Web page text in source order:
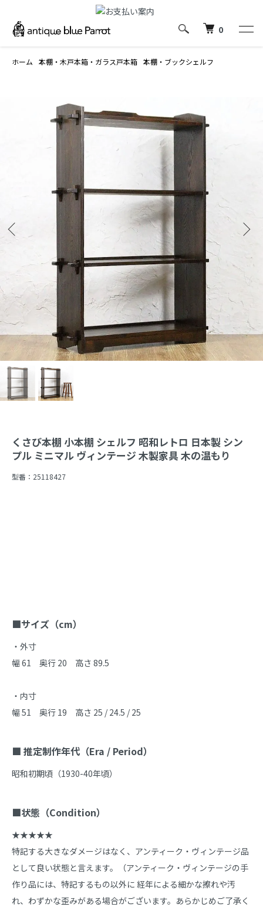
0
ホーム 本棚・木戸本箱・ガラス戸本箱 本棚・ブックシェルフ
くさび本棚 小本棚 シェルフ 昭和レトロ 日本製 シン
プル ミニマル ヴィンテージ 木製家具 木の温もり
型番： 25118427
商品説明
■サイズ（cm）
・外寸
幅 61　奥行 20　高さ 89.5
・内寸
幅 51　奥行 19　高さ 25 / 24.5 / 25
■ 推定制作年代（Era / Period）
昭和初期頃（1930-40年頃）
■状態（Condition）
★★★★★
特記する大きなダメージはなく、アンティーク・ヴィンテージ品
として良い状態と言えます。（アンティーク・ヴィンテージの手
作り品には、特記するもの以外に 経年による細かな擦れや汚
れ、わずかな歪みがある場合がございます。あらかじめご了承く